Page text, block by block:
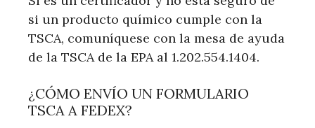
si un producto químico cumple con la
TSCA, comuníquese con la mesa de ayuda
de la TSCA de la EPA al 1.202.554.1404.
¿CÓMO ENVÍO UN FORMULARIO
TSCA A FEDEX?